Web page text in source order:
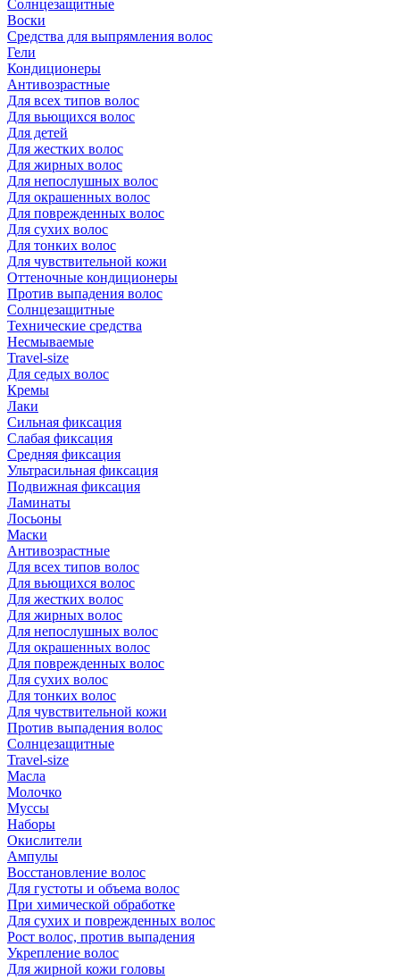
Солнцезащитные
Воски
Средства для выпрямления волос
Гели
Кондиционеры
Антивозрастные
Для всех типов волос
Для вьющихся волос
Для детей
Для жестких волос
Для жирных волос
Для непослушных волос
Для окрашенных волос
Для поврежденных волос
Для сухих волос
Для тонких волос
Для чувствительной кожи
Оттеночные кондиционеры
Против выпадения волос
Солнцезащитные
Технические средства
Несмываемые
Travel-size
Для седых волос
Кремы
Лаки
Сильная фиксация
Слабая фиксация
Средняя фиксация
Ультрасильная фиксация
Подвижная фиксация
Ламинаты
Лосьоны
Маски
Антивозрастные
Для всех типов волос
Для вьющихся волос
Для жестких волос
Для жирных волос
Для непослушных волос
Для окрашенных волос
Для поврежденных волос
Для сухих волос
Для тонких волос
Для чувствительной кожи
Против выпадения волос
Солнцезащитные
Travel-size
Масла
Молочко
Муссы
Наборы
Окислители
Ампулы
Восстановление волос
Для густоты и объема волос
При химической обработке
Для сухих и поврежденных волос
Рост волос, против выпадения
Укрепление волос
Для жирной кожи головы